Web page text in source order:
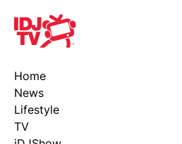
IDJ TV
Home
News
Lifestyle
TV